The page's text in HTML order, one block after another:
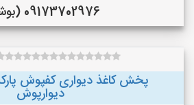
09173702976 (بوشهر)
پخش کاغذ دیواری کفپوش
دیوارپوش